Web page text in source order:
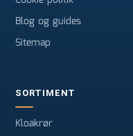
Blog og guides
Sitemap
SORTIMENT
Kloakrør